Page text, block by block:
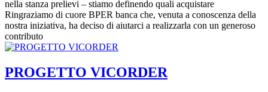
nella stanza prelievi – stiamo definendo quali acquistare
Ringraziamo di cuore BPER banca che, venuta a conoscenza della
nostra iniziativa, ha deciso di aiutarci a realizzarla con un generoso
contributo
PROGETTO VICORDER